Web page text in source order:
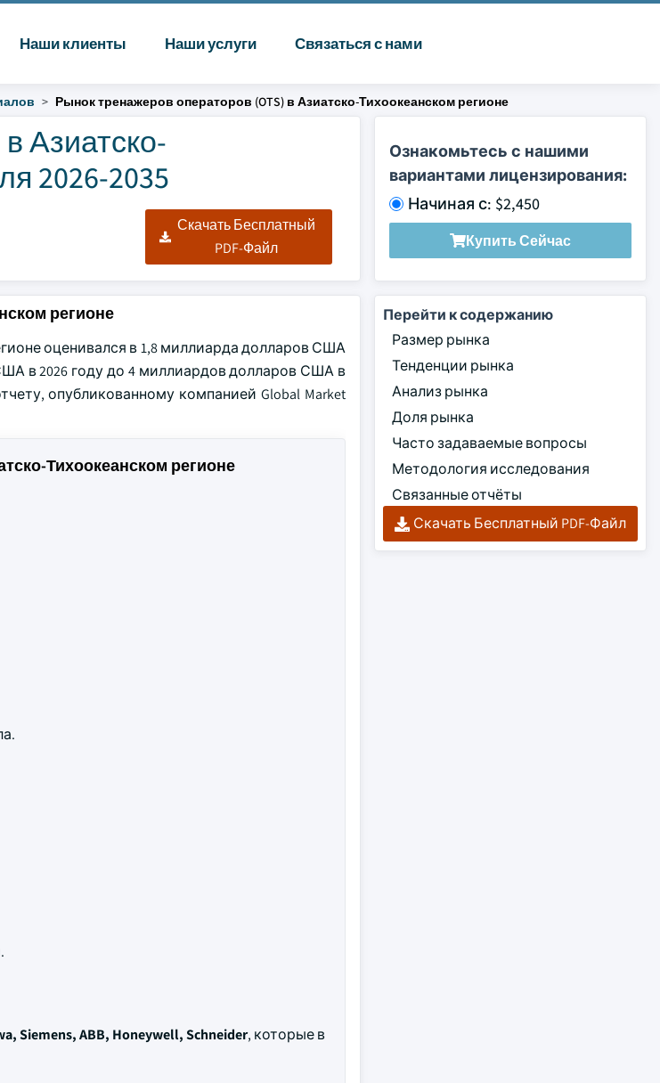
Наши клиенты Наши услуги Связаться с нами
Рынок тренажеров операторов (OTS) в Азиатско-Тихоокеанском регионе
Азиатско-
2026-2035
Скачать Бесплатный
PDF-Файл
Ознакомьтесь с нашими
вариантами лицензирования:
Начиная с: $2,450
Купить Сейчас
регионе
оценивался в 1,8 миллиарда долларов США
в 2026 году до 4 миллиардов долларов США в
опубликованному компанией Global Market
Тихоокеанском регионе
Siemens, ABB, Honeywell, Schneider, которые в
Перейти к содержанию
Размер рынка
Тенденции рынка
Анализ рынка
Доля рынка
Часто задаваемые вопросы
Методология исследования
Связанные отчёты
Скачать Бесплатный PDF-Файл